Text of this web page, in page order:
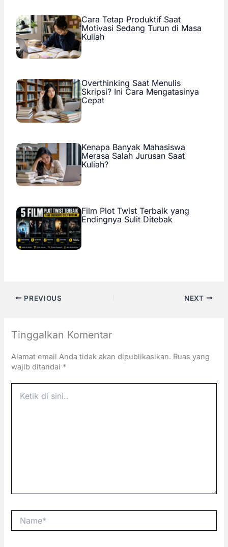
Cara Tetap Produktif Saat
Motivasi Sedang Turun di Masa
Kuliah
Overthinking Saat Menulis
Skripsi? Ini Cara Mengatasinya
Cepat
Kenapa Banyak Mahasiswa
Merasa Salah Jurusan Saat
Kuliah?
Film Plot Twist Terbaik yang
Endingnya Sulit Ditebak
PREVIOUS NEXT
Tinggalkan Komentar
Alamat email Anda tidak akan dipublikasikan. Ruas yang
wajib ditandai *